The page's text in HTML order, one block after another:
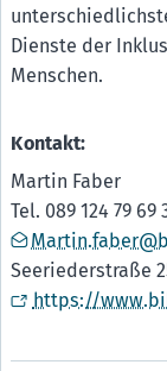
Dienste der
Menschen.
Kontakt:
Martin Faber
Tel. 089 124 79 69
Seeriederstraße
https://